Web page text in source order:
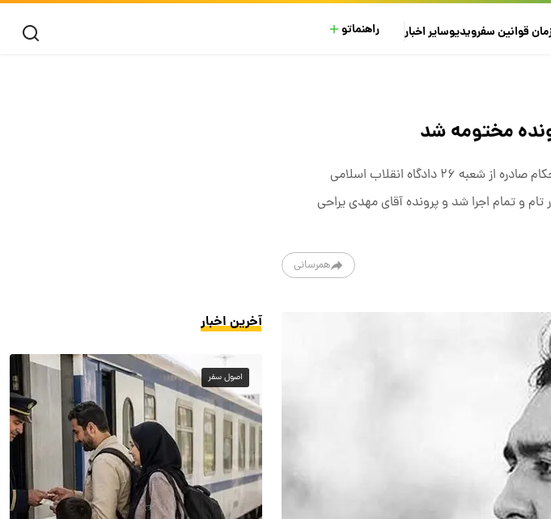
قوانین سفرویدیوسایراخبار راهنماتو
وکیل مهدی یراحی در صفحه اجتماعی خود نوشت: «امروز ۱۵ اسفند ماه ۱۴۰۳، آخرین بخش احکام صادره از شعبه ۲۶ دادگاه انقلاب اسلامی
طور تام و تمام اجرا شد و پرونده آقای مهدی یراحی
همرسانی
آخرین اخبار
اصول سفر